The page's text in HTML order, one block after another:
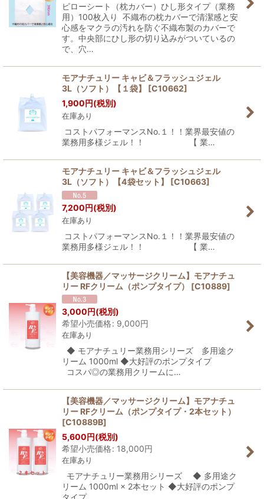
ピローシート（枕カバー）ひし形タイプ（業務
用）100枚入り 不織布の枕カバーで清潔感と安
心感をマクラの汚れを防ぐ不織布製のカバーで
す。中央部にひし形の切り込みがついているの
で、穴…
モアナチュリー キャビ＆フラッシュジェル
3L（ソフト）【１袋】
[C10662]
1,900円(税別)
在庫あり
コストパフォーマンスNo.１！！業界最安値の
業務用多様ジェル！！ 【 業…
モアナチュリー キャビ＆フラッシュジェル
3L（ソフト）【4袋セット】
[C10663]
7,200円(税別)
在庫あり
コストパフォーマンスNo.１！！業界最安値の
業務用多様ジェル！！ 【 業…
【美容機器／マッサージクリーム】モアナチュ
リー RFクリーム（ポンプタイプ）
[C10889]
3,000円(税別)
希望小売価格: 9,000円
在庫あり
◆ モアナチュリー業務用シリーズ 多用途ク
リーム 1000ml ◆大好評のポンプタイプ
コスパ◎の業務用クリームに…
【美容機器／マッサージクリーム】モアナチュ
リー RFクリーム（ポンプタイプ・2本セット）
[C10889B]
5,600円(税別)
希望小売価格: 18,000円
在庫あり
モアナチュリー業務用シリーズ ◆ 多用途ク
リーム 1000ml × 2本セット ◆大好評のポンプ